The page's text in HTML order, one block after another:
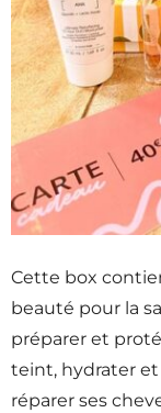
Cette box
beauté pour la
préparer et
teint, hydrater
réparer ses